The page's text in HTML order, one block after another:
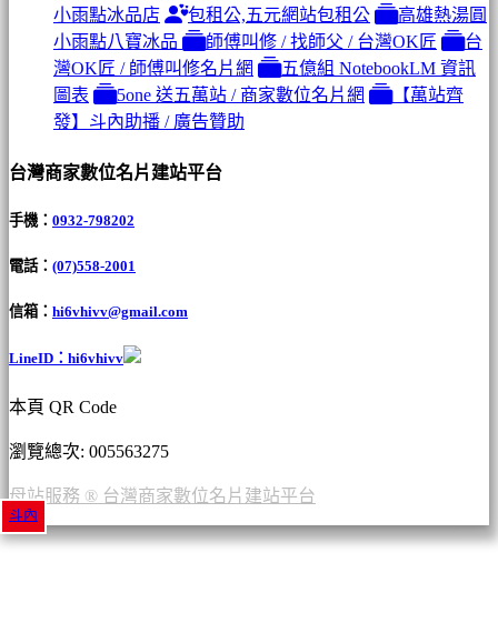
斗內
小雨點冰品店
包租公,五元網站包租公
高雄熱湯圓
小雨點八寶冰品
師傅叫修 / 找師父 / 台灣OK匠
台
灣OK匠 / 師傅叫修名片網
五億組 NotebookLM 資訊
圖表
5one 送五萬站 / 商家數位名片網
【萬站齊
發】斗內助播 / 廣告贊助
台灣商家數位名片建站平台
手機： 0932-798202
電話： (07)558-2001
信箱： hi6vhivv@gmail.com
LineID：hi6vhivv
本頁 QR Code
瀏覽總次: 005563275
母站服務 ® 台灣商家數位名片建站平台